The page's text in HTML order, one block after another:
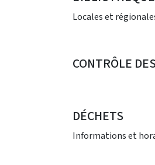
Locales et
CONTRÔLE
DÉCHETS
Informations et